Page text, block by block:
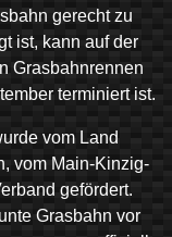
gerecht zu
ist, kann auf der
Grasbahnrennen
terminiert ist.
vom Land
vom Main-Kinzig-
gefördert.
Grasbahn vor